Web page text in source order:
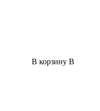
В корзину В